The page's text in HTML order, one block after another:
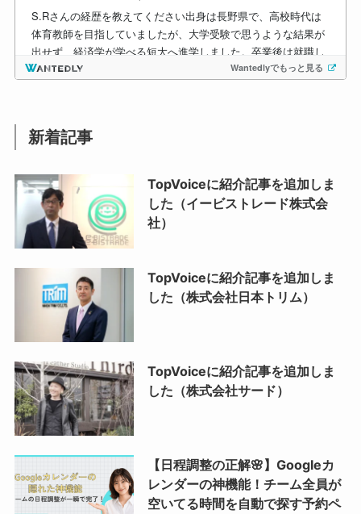
新着記事
TopVoiceに紹介記事を追加しま
した（イービストレード株式会
社）
TopVoiceに紹介記事を追加しま
した（株式会社日本トリム）
TopVoiceに紹介記事を追加しま
した（株式会社サード）
【日程調整の正解🌸】Googleカ
レンダーの神機能！チーム全員が
空いてる時間を自動で探す予約ペ